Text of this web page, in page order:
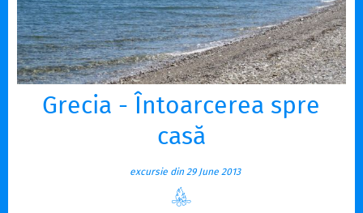
Grecia - Întoarcerea spre
casă
excursie din 29 June 2013